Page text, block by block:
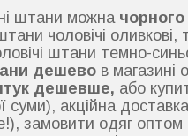
штани можна
чоловічі оливкові,
штани темно-
дешево в магазині
дешевше, або
суми), акційна доставка
замовити одяг